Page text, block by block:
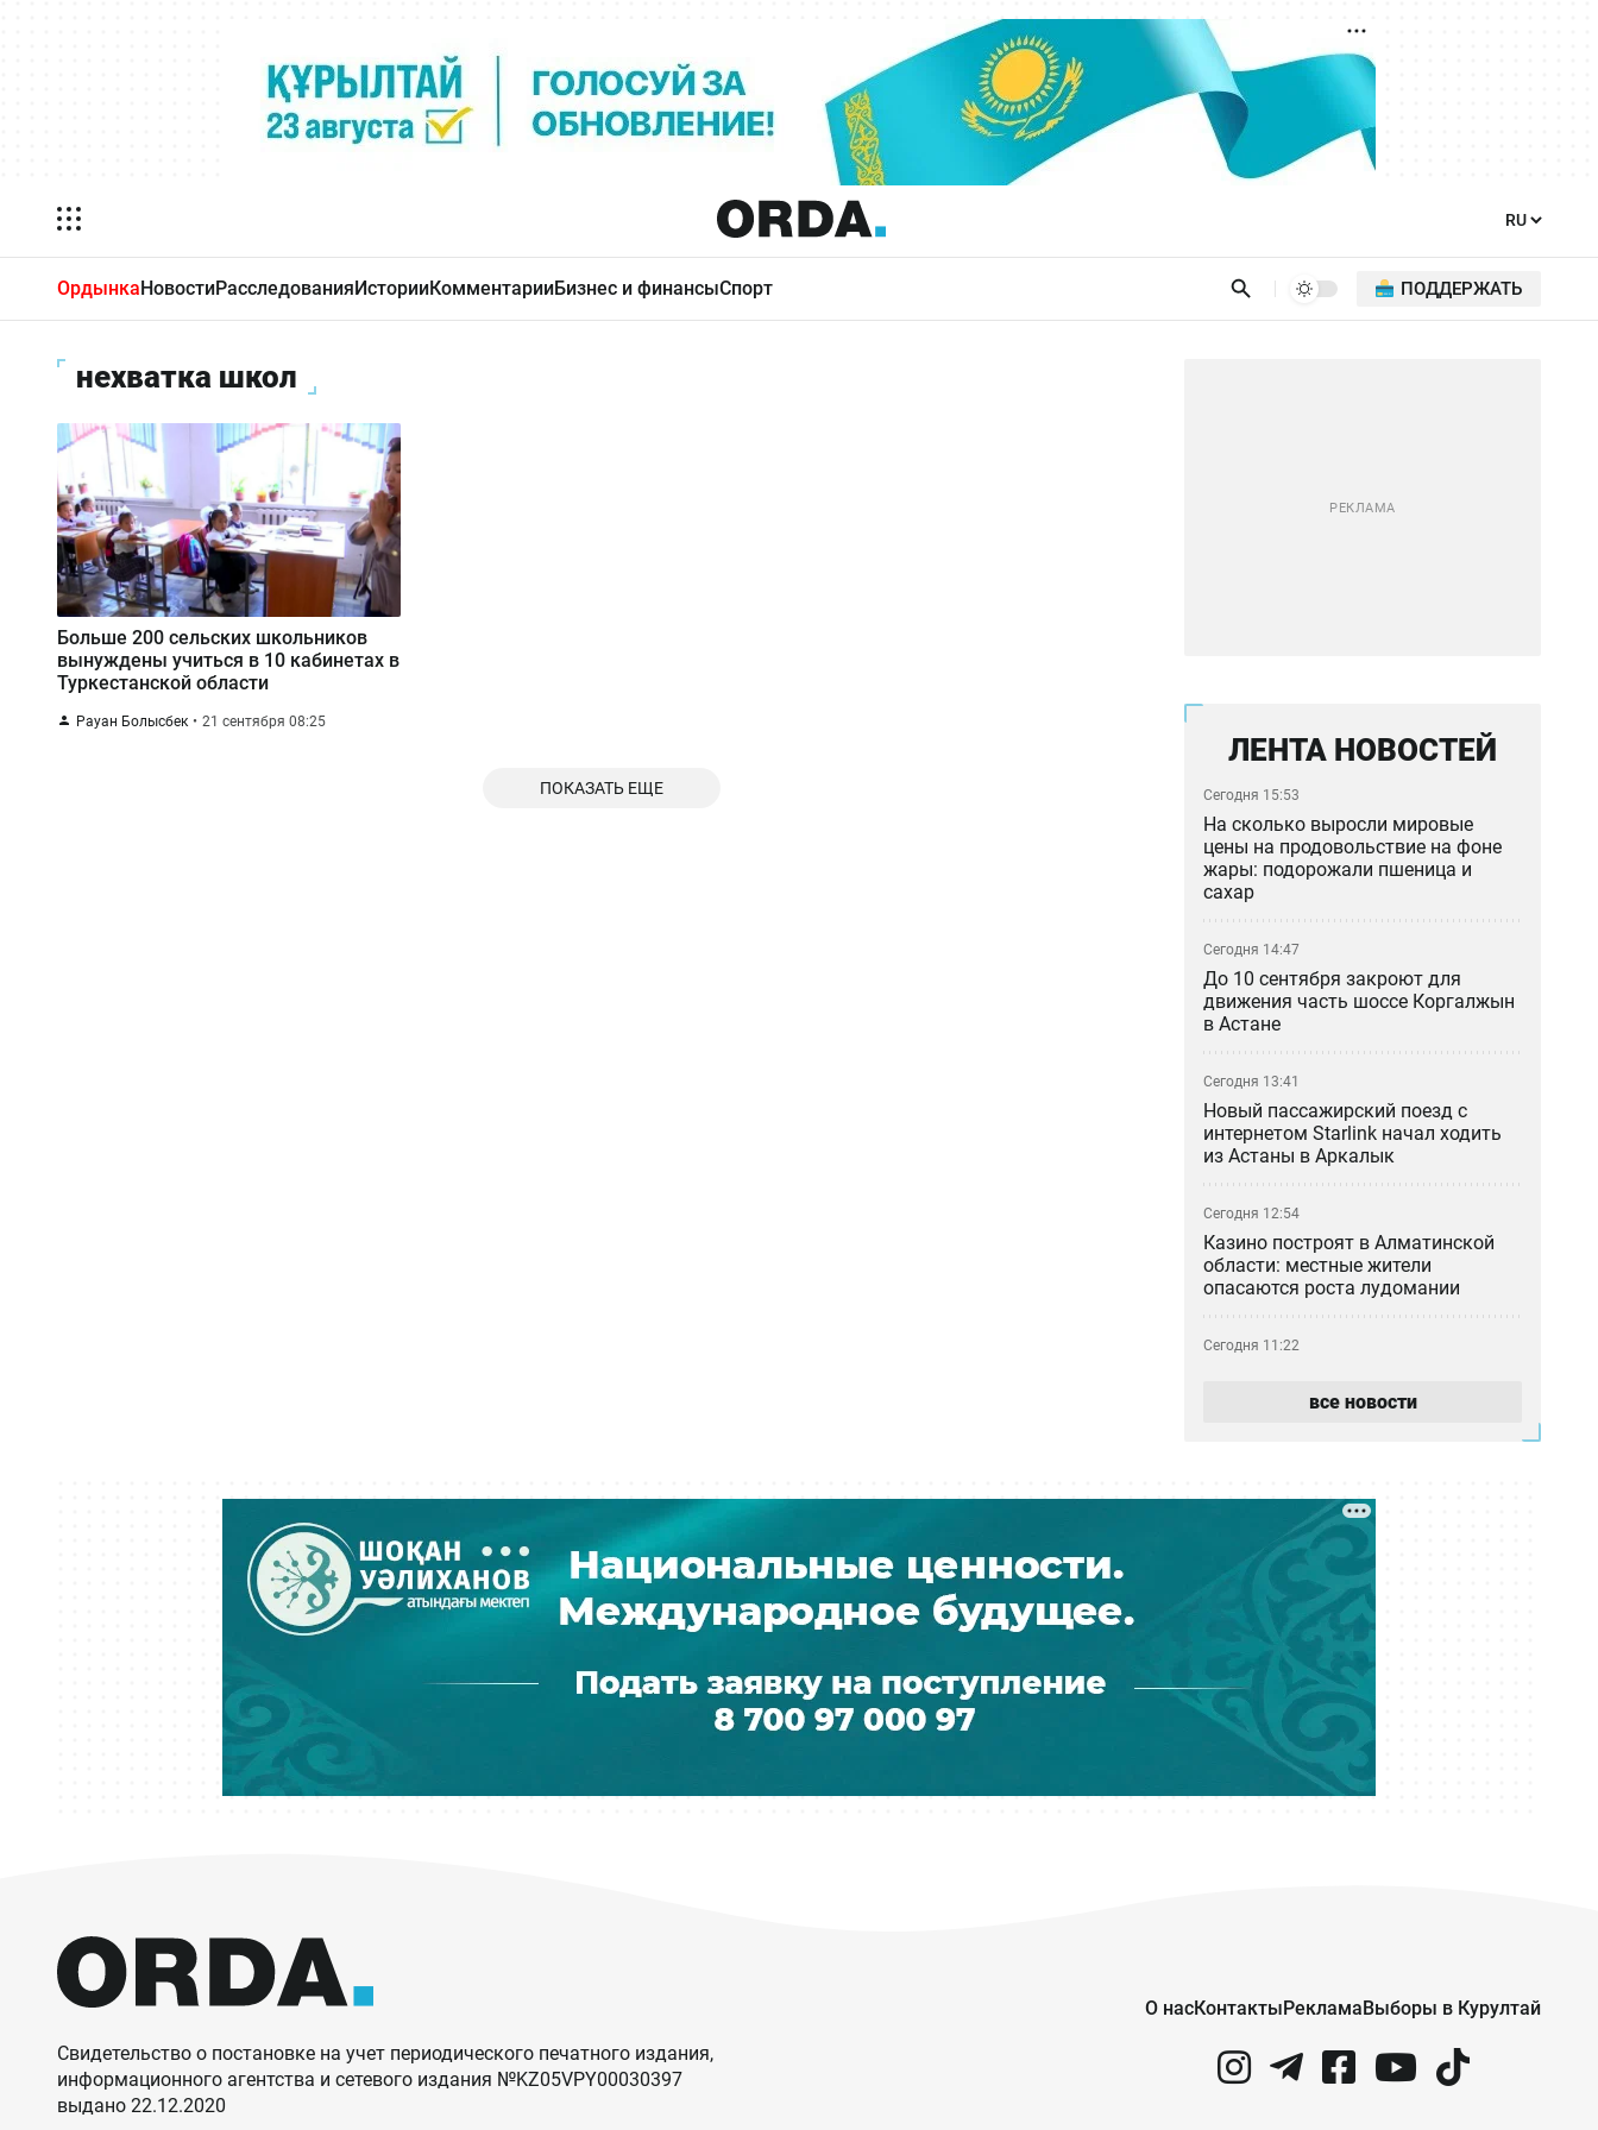
ОрдынкаНовостиРасследованияИсторииКомментарииБизнес и финансыСпорт ПОДДЕРЖАТЬ
нехватка школ
Больше 200 сельских школьников
вынуждены учиться в 10 кабинетах в
Туркестанской области
Рауан Болысбек 21 сентября 08:25
ПОКАЗАТЬ ЕЩЕ
ЛЕНТА НОВОСТЕЙ
Сегодня 15:53
На сколько выросли мировые
цены на продовольствие на фоне
жары: подорожали пшеница и
сахар
Сегодня 14:47
До 10 сентября закроют для
движения часть шоссе Коргалжын
в Астане
Сегодня 13:41
Новый пассажирский поезд с
интернетом Starlink начал ходить
из Астаны в Аркалык
Сегодня 12:54
Казино построят в Алматинской
области: местные жители
опасаются роста лудомании
Сегодня 11:22
камере?»: мать умершей в ИВС
Сегодня 10:30
Фонтаны Алматы не дождались
лета: почему городские объекты
снова не работают
Сегодня 10:09
«Строительство — это инвестиция
в будущее страны»: интервью с
Мауленом Айманбетовым
Сегодня 10:06
Госгрант не достался: какие ещё
Сегодня 07:56
Ждали 15 лет, а живут без газа:
все новости
Свидетельство о постановке на учет периодического печатного издания,
информационного агентства и сетевого издания №KZ05VPY00030397
выдано 22.12.2020
О насКонтактыРекламаВыборы в Курултай